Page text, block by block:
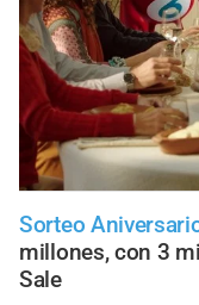
Sorteo
millones, con 3
Sale